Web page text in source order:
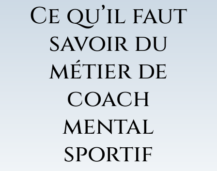
Ce qu’il faut
savoir du
métier de
coach
mental
sportif